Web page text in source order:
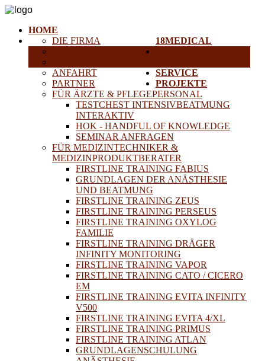
HOME
18MEDICAL
DIE FIRMA
ANFAHRT
PARTNER
FÜR ÄRZTE & PFLEGEPERSONAL
TESTCHEST INTENSIVBEATMUNG
INTERAKTIV
HOK - HANDFUL OF KNOWLEDGE
SEMINAR ANFRAGEN
FÜR MEDIZINTECHNIKER &
MEDIZINPRODUKTBERATER
FIRSTLINE TRAINING FABIUS
GRUNDLAGEN DER ANÄSTHESIE
UND BEATMUNG
FIRSTLINE TRAINING ZEUS
FIRSTLINE TRAINING PERSEUS
FIRSTLINE TRAINING OXYLOG
FAMILIE
FIRSTLINE TRAINING DRÄGER
INFINITY MONITORING
FIRSTLINE TRAINING VAPOR
FIRSTLINE TRAINING CATO / CICERO
EM
FIRSTLINE TRAINING EVITA INFINITY
V500
FIRSTLINE TRAINING EVITA 4/XL
FIRSTLINE TRAINING PRIMUS
FIRSTLINE TRAINING ATLAN
GRUNDLAGENSCHULUNG
SERVICE
PROJEKTE